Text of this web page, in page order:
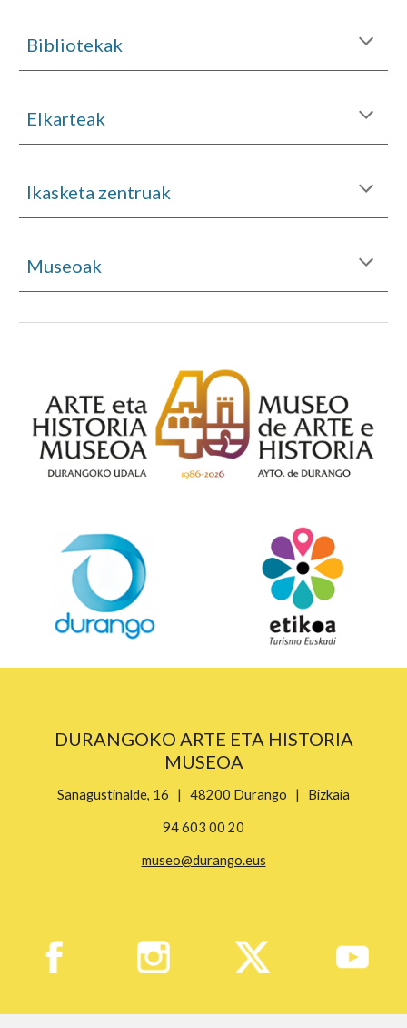
Bibliotekak
Elkarteak
Ikasketa zentruak
Museoak
DURANGOKO ARTE ETA HISTORIA
MUSEOA
Sanagustinalde, 16 | 48200 Durango | Bizkaia
94 603 00 20
museo@durango.eus